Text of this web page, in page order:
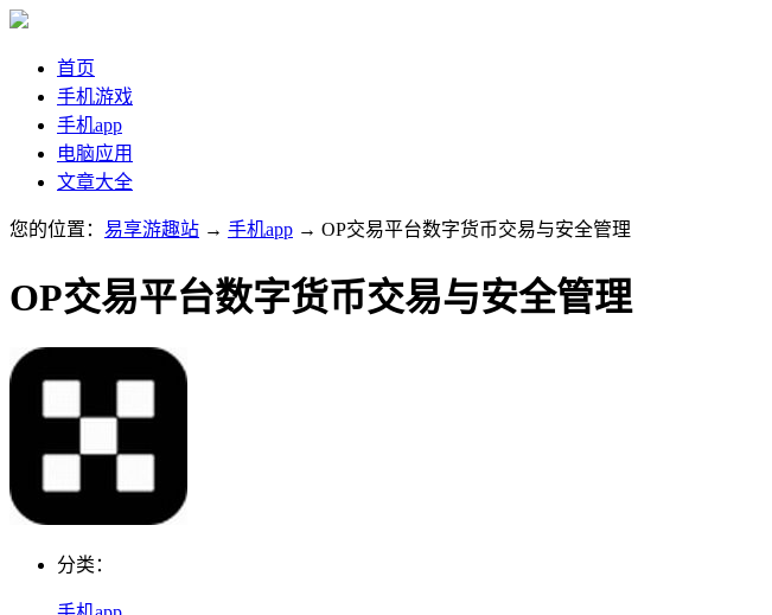
首页
手机游戏
手机app
电脑应用
文章大全
您的位置： 易享游趣站 → 手机app → OP交易平台数字货币交易与安全管理
OP交易平台数字货币交易与安全管理
分类：